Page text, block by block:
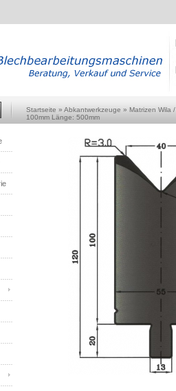
Startseite » Abkantwerkzeuge » Matrizen Wila
100mm Länge: 500mm